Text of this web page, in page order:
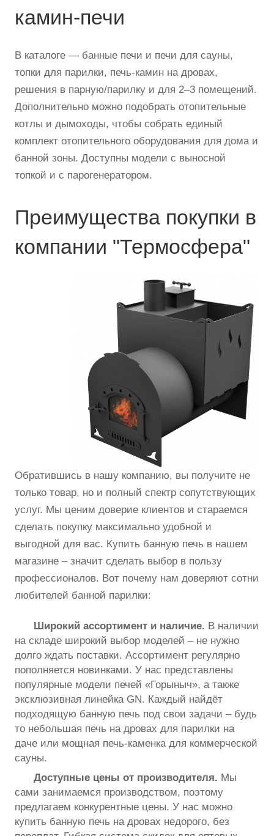
камин-печи
В каталоге — банные печи и печи для сауны,
топки для парилки, печь-камин на дровах,
решения в парную/парилку и для 2–3 помещений.
Дополнительно можно подобрать отопительные
котлы и дымоходы, чтобы собрать единый
комплект отопительного оборудования для дома и
банной зоны. Доступны модели с выносной
топкой и с парогенератором.
Преимущества покупки в
компании "Термосфера"
Обратившись в нашу компанию, вы получите не
только товар, но и полный спектр сопутствующих
услуг. Мы ценим доверие клиентов и стараемся
сделать покупку максимально удобной и
выгодной для вас. Купить банную печь в нашем
магазине – значит сделать выбор в пользу
профессионалов. Вот почему нам доверяют сотни
любителей банной парилки:
Широкий ассортимент и наличие. В наличии
на складе широкий выбор моделей – не нужно
долго ждать поставки. Ассортимент регулярно
пополняется новинками. У нас представлены
популярные модели печей «Горыныч», а также
эксклюзивная линейка GN. Каждый найдёт
подходящую банную печь под свои задачи – будь
то небольшая печь на дровах для парилки на
даче или мощная печь-каменка для коммерческой
сауны.
Доступные цены от производителя. Мы
сами занимаемся производством, поэтому
предлагаем конкурентные цены. У нас можно
купить банную печь на дровах недорого, без